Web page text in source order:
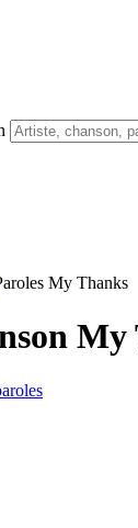
My Thanks